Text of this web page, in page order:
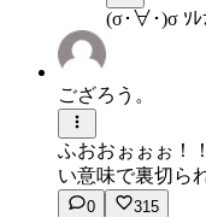
(σ･∀･)σ ｿﾚ
ござろう。
ふおおぉぉぉ！
い意味で裏切ら
0 315